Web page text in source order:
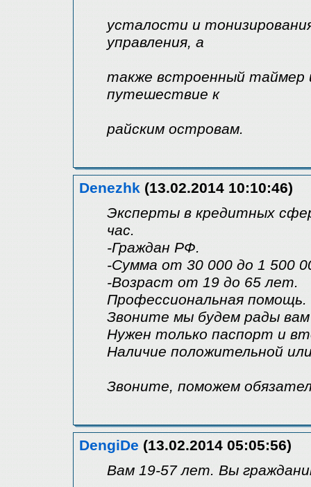
усталости и
управления, а
также встроенный таймер
путешествие к
райским островам.
Denezhk (13.02.2014 10:10:46)
Эксперты в кредитных
час.
-Граждан РФ.
-Сумма от 30 000 до 1 500
-Возраст от 19 до 65 лет.
Профессиональная помощь.
Звоните мы будем рады вам
Нужен только паспорт и
Наличие положительной
Звоните, поможем
DengiDe (13.02.2014 05:05:56)
Вам 19-57 лет. Вы